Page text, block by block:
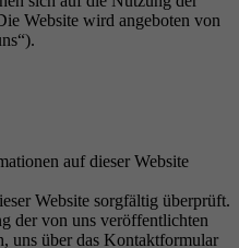
Website wird angeboten von
auf dieser Website
Website sorgfältig überprüft.
der von uns veröffentlichten
uns über das Kontaktformular
zur Steuerung der
und Ereignisbehandlung.
die Außendienstsuche